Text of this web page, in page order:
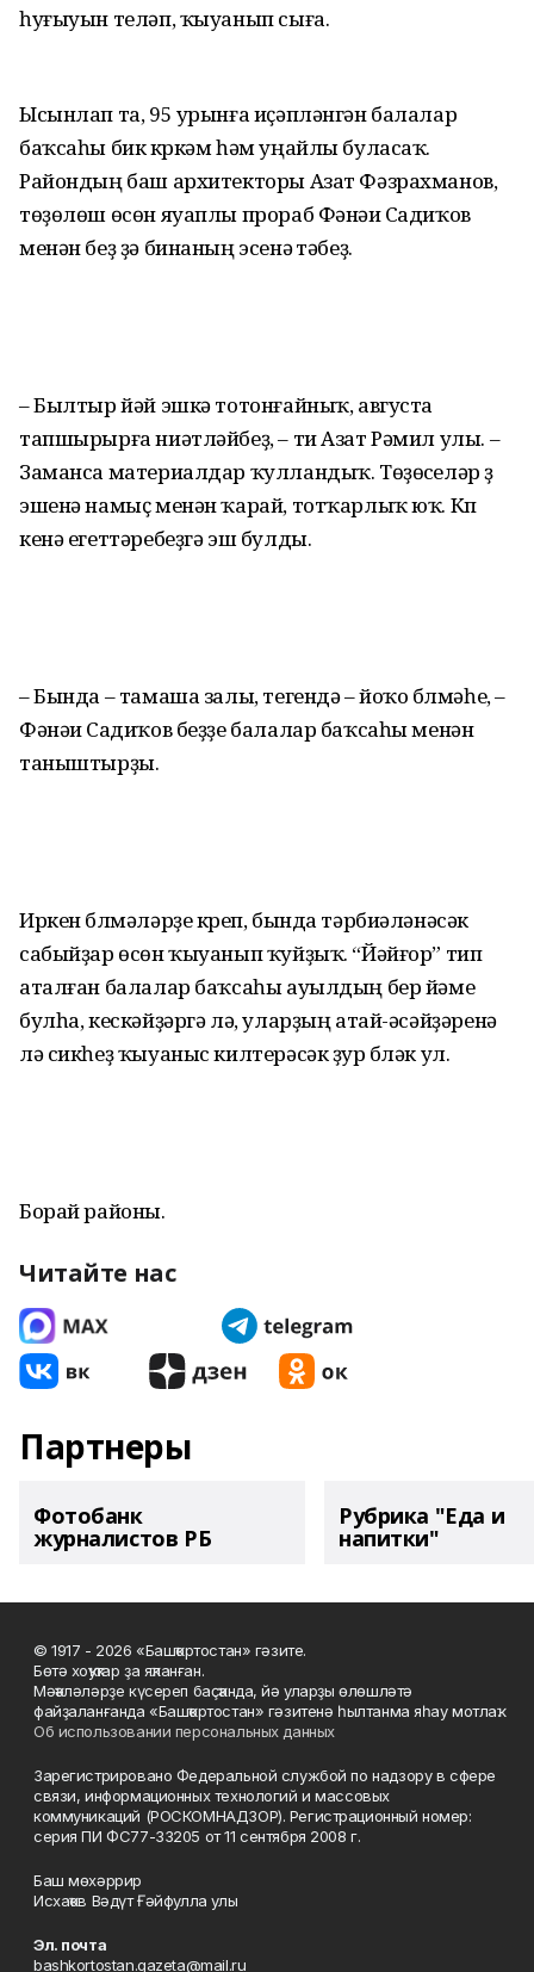
һуғыуын теләп, ҡыуанып сыға.
Ысынлап та, 95 урынға иҫәпләнгән балалар
баҡсаһы бик күркәм һәм уңайлы буласаҡ.
Райондың баш архитекторы Азат Фәзрахманов,
төҙө­лөш өсөн яуаплы прораб Фәнәүи Са­диҡов
менән беҙ ҙә бинаның эсенә үтәбеҙ.
– Былтыр йәй эшкә тотонғайныҡ, августа
тапшырырға ниәтләйбеҙ, – ти Азат Рәмил улы. –
Заманса материалдар ҡулландыҡ. Төҙөүселәр үҙ
эшенә намыҫ менән ҡарай, тот­ҡар­лыҡ юҡ. Күп
кенә егеттәребеҙгә эш булды.
– Бында – тамаша залы, тегендә – йоҡо бүлмәһе, –
Фәнәүи Садиҡов беҙ­ҙе балалар баҡсаһы менән
таныштырҙы.
Иркен бүлмәләрҙе күреп, бында тәрбиәләнәсәк
сабыйҙар өсөн ҡыуанып ҡуйҙыҡ. “Йәйғор” тип
аталған балалар баҡсаһы ауылдың бер йәме
булһа, кескәйҙәргә лә, уларҙың атай-әсәйҙәренә
лә сикһеҙ ҡыуаныс килтерәсәк ҙур бүләк ул.
Борай районы.
Читайте нас
Партнеры
Фотобанк
журналистов РБ
Рубрика "Еда и
напитки"
© 1917 - 2026 «Башҡортостан» гәзите.
Бөтә хоҡуҡтар ҙа яҡланған.
Мәҡәләләрҙе күсереп баҫҡанда, йә уларҙы өлөшләтә
файҙаланғанда «Башҡортостан» гәзитенә һылтанма яһау мотлаҡ.
Об использовании персональных данных
Зарегистрировано Федеральной службой по надзору в сфере
связи, информационных технологий и массовых
коммуникаций (РОСКОМНАДЗОР). Регистрационный номер:
серия ПИ ФС77-33205 от 11 сентября 2008 г.
Баш мөхәррир
Исхаҡов Вәдүт Ғәйфулла улы
Эл. почта
bashkortostan.gazeta@mail.ru